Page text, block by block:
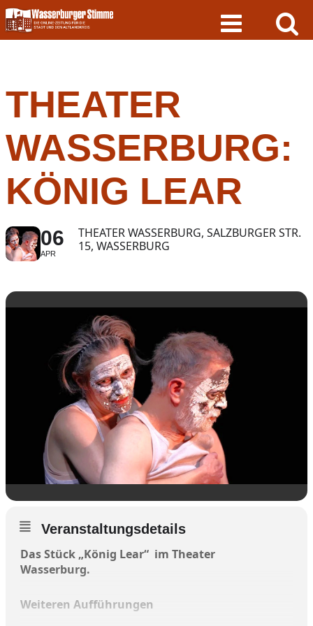
Skip
to
content
THEATER
WASSERBURG:
KÖNIG LEAR
06
APR
THEATER WASSERBURG, SALZBURGER STR.
15, WASSERBURG
Veranstaltungsdetails
Das Stück „König Lear“ im Theater
Wasserburg.
Weiteren Aufführungen